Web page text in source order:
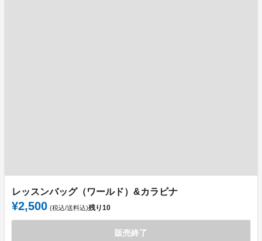
レッスンバッグ（ワールド）&カラビナ
¥2,500 (税込/送料込)残り10
販売終了